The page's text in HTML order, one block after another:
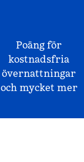
Poäng för
kostnadsfria
övernattningar
och mycket mer